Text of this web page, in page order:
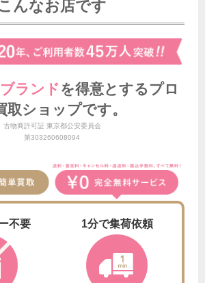
んなお店です
ランド を得意とする プロ
取ショップです。
古物商許可証 東京都公安委員会
第303260608094
不要 1分で集荷依頼